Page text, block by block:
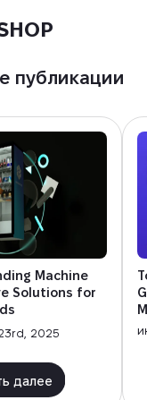
публикации
Machine
Solutions for
2025